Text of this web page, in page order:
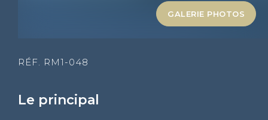
GALERIE PHOTOS
RÉF. RM1-048
Le principal